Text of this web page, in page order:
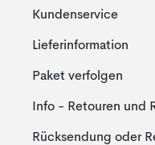
Kundenservice
Lieferinformation
Paket verfolgen
Info - Retouren und
Rücksendung oder